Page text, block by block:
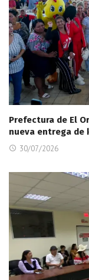
Prefectura de El
nueva entrega
30/07/2026